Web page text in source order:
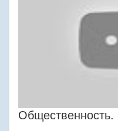
Общественность.